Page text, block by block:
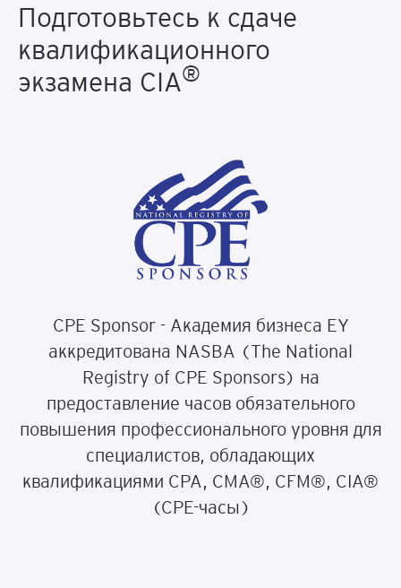
Подготовьтесь к сдаче
квалификационного
экзамена CIA®
CPE Sponsor - Академия бизнеса EY
аккредитована NASBA (The National
Registry of CPE Sponsors) на
предоставление часов обязательного
повышения профессионального уровня для
специалистов, обладающих
квалификациями CPA, CMA®, CFM®, CIA®
(CPE-часы)